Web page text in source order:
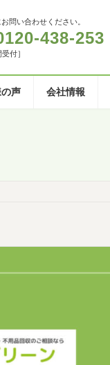
問い合わせください。
438-253
付］
声 会社情報